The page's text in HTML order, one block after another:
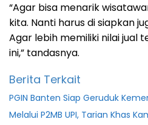
“Agar bisa menarik
kita. Nanti harus di siapkan
Agar lebih memiliki nilai jual
ini,” tandasnya.
Berita Terkait
PGIN Banten Siap Geruduk
Melalui P2MB UPI, Tarian Khas